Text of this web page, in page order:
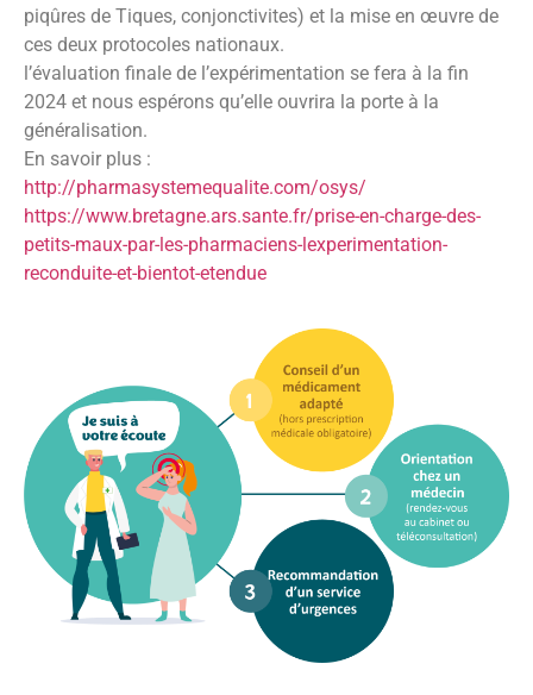
piqûres de Tiques, conjonctivites) et la mise en œuvre de
ces deux protocoles nationaux.
l’évaluation finale de l’expérimentation se fera à la fin
2024 et nous espérons qu’elle ouvrira la porte à la
généralisation.
En savoir plus :
http://pharmasystemequalite.com/osys/
https://www.bretagne.ars.sante.fr/prise-en-charge-des-
petits-maux-par-les-pharmaciens-lexperimentation-
reconduite-et-bientot-etendue